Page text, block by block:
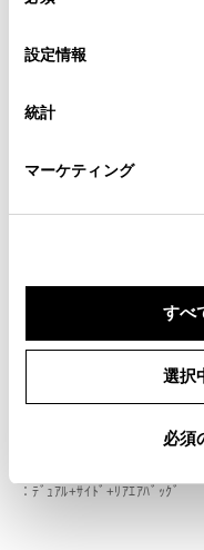
デバイスにすべての
意したことになります
設定の変更、同意を撤
「Cookie（クッキー）
設定情報
統計
マーケティング
すべ
選択
必須
ブラインドスポットモニ
※ 記録媒体(SDカード等)は
パノラミックビューモニ
：ﾃﾞｭｱﾙ+ｻｲﾄﾞ+ﾘｱｴｱﾊﾞｯｸﾞ